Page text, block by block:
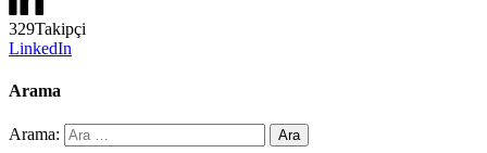
329Takipçi
LinkedIn
Arama
Arama: